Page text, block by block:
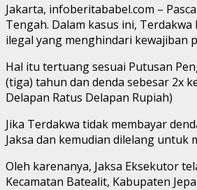
Jakarta, infoberitababel.com –
Tengah. Dalam kasus ini,
ilegal yang menghindari kewajiban
Hal itu tertuang sesuai Putusan
(tiga) tahun dan denda sebesar 2x
Delapan Ratus Delapan Rupiah)
Jika Terdakwa tidak membayar
Jaksa dan kemudian dilelang untuk
Oleh karenanya, Jaksa Eksekutor
Kecamatan Batealit, Kabupaten